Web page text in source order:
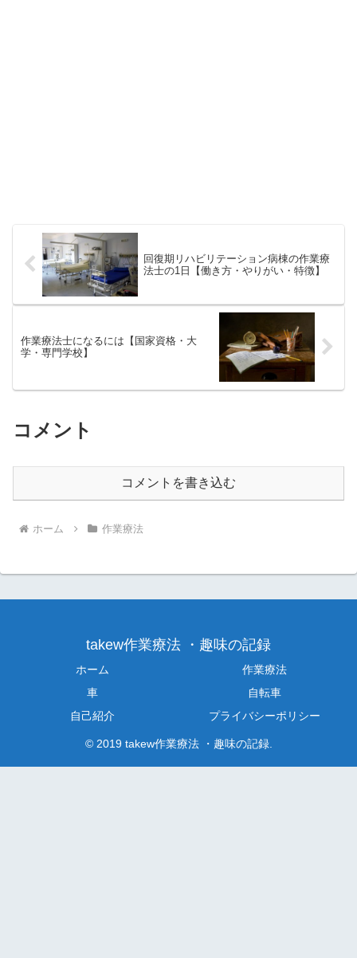
回復期リハビリテーション病棟の作業療
法士の1日【働き方・やりがい・特徴】
作業療法士になるには【国家資格・大
学・専門学校】
コメント
コメントを書き込む
ホーム 作業療法
takew作業療法 ・趣味の記録
ホーム
作業療法
車
自転車
自己紹介
プライバシーポリシー
© 2019 takew作業療法 ・趣味の記録.